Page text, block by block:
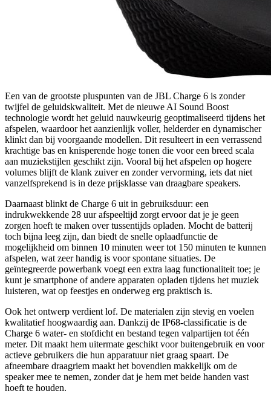
Een van de grootste pluspunten van de JBL Charge 6 is zonder
twijfel de geluidskwaliteit. Met de nieuwe AI Sound Boost
technologie wordt het geluid nauwkeurig geoptimaliseerd tijdens het
afspelen, waardoor het aanzienlijk voller, helderder en dynamischer
klinkt dan bij voorgaande modellen. Dit resulteert in een verrassend
krachtige bas en knisperende hoge tonen die voor een breed scala
aan muziekstijlen geschikt zijn. Vooral bij het afspelen op hogere
volumes blijft de klank zuiver en zonder vervorming, iets dat niet
vanzelfsprekend is in deze prijsklasse van draagbare speakers.
Daarnaast blinkt de Charge 6 uit in gebruiksduur: een
indrukwekkende 28 uur afspeeltijd zorgt ervoor dat je je geen
zorgen hoeft te maken over tussentijds opladen. Mocht de batterij
toch bijna leeg zijn, dan biedt de snelle oplaadfunctie de
mogelijkheid om binnen 10 minuten weer tot 150 minuten te kunnen
afspelen, wat zeer handig is voor spontane situaties. De
geïntegreerde powerbank voegt een extra laag functionaliteit toe; je
kunt je smartphone of andere apparaten opladen tijdens het muziek
luisteren, wat op feestjes en onderweg erg praktisch is.
Ook het ontwerp verdient lof. De materialen zijn stevig en voelen
kwalitatief hoogwaardig aan. Dankzij de IP68-classificatie is de
Charge 6 water- en stofdicht en bestand tegen valpartijen tot één
meter. Dit maakt hem uitermate geschikt voor buitengebruik en voor
actieve gebruikers die hun apparatuur niet graag spaart. De
afneembare draagriem maakt het bovendien makkelijk om de
speaker mee te nemen, zonder dat je hem met beide handen vast
hoeft te houden.